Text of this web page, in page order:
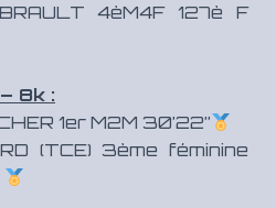
4èM4F 127è F
8k :
1er M2M 30’22”
(TCE) 3ème féminine